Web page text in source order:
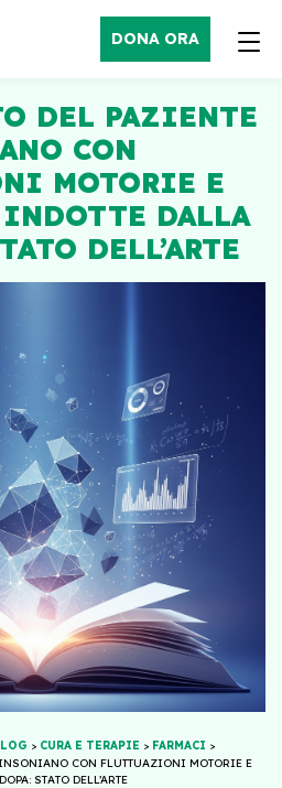
DONA ORA
DEL PAZIENTE
CON
MOTORIE E
DALLA
DELL’ARTE
> CURA E TERAPIE > FARMACI >
CON FLUTTUAZIONI MOTORIE E
STATO DELL’ARTE